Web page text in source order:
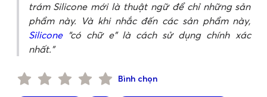
trám Silicone mới là thuật ngữ để chỉ những sản
phẩm này. Và khi nhắc đến các sản phẩm này,
Silicone“có chữ e” là cách sử dụng chính xác
nhất.
Bình chọn